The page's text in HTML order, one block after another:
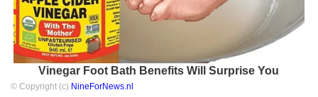
Vinegar Foot Bath Benefits Will Surprise You
© Copyright (c) NineForNews.nl